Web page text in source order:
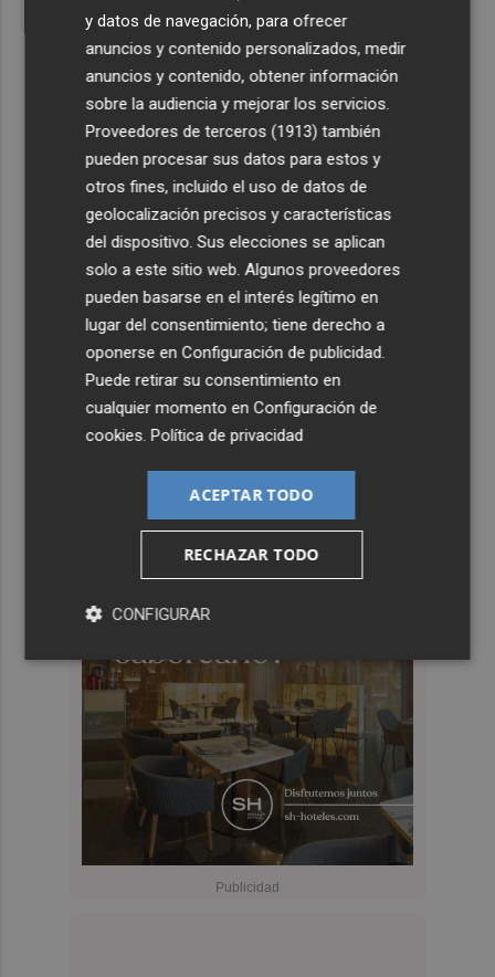
y datos de navegación, para ofrecer
anuncios y contenido personalizados, medir
anuncios y contenido, obtener información
sobre la audiencia y mejorar los servicios.
Proveedores de terceros (1913) también
pueden procesar sus datos para estos y
otros fines, incluido el uso de datos de
geolocalización precisos y características
del dispositivo. Sus elecciones se aplican
solo a este sitio web. Algunos proveedores
pueden basarse en el interés legítimo en
lugar del consentimiento; tiene derecho a
oponerse enConfiguración de publicidad
Puede retirar su consentimiento en
cualquier momento enConfiguración de
cookies .Política de privacidad
ACEPTAR TODO
RECHAZAR TODO
CONFIGURAR